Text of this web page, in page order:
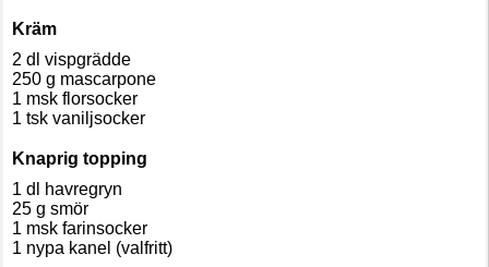
Kräm
2 dl vispgrädde
250 g mascarpone
1 msk florsocker
1 tsk vaniljsocker
Knaprig topping
1 dl havregryn
25 g smör
1 msk farinsocker
1 nypa kanel (valfritt)